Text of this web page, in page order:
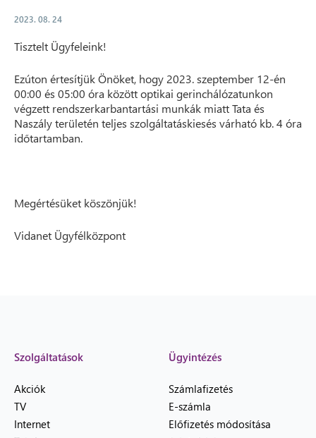
2023. 08. 24
Tisztelt Ügyfeleink!
Ezúton értesítjük Önöket, hogy 2023. szeptember 12-én
00:00 és 05:00 óra között optikai gerinchálózatunkon
végzett rendszerkarbantartási munkák miatt Tata és
Naszály területén teljes szolgáltatáskiesés várható kb. 4 óra
időtartamban.
Megértésüket köszönjük!
Vidanet Ügyfélközpont
Szolgáltatások
Akciók
TV
Internet
Ügyintézés
Számlafizetés
E-számla
Előfizetés módosítása